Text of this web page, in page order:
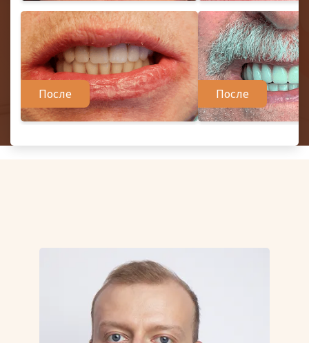
После После